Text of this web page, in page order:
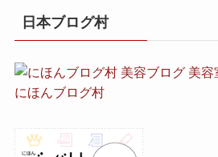
日本ブログ村
にほんブログ村